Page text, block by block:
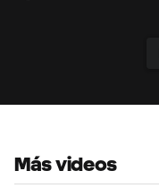
Más videos